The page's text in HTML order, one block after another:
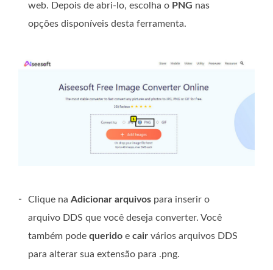
web. Depois de abri-lo, escolha o PNG nas
opções disponíveis desta ferramenta.
- Clique na Adicionar arquivos para inserir o
arquivo DDS que você deseja converter. Você
também pode querido e cair vários arquivos DDS
para alterar sua extensão para .png.